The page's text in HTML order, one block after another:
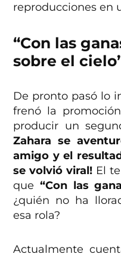
reproducciones en
“Con las
sobre el cielo’
De pronto pasó lo
frenó la
producir un
Zahara se
amigo y el
se volvió viral! El
que“Con las
¿quién no ha
esa rola?
Actualmente